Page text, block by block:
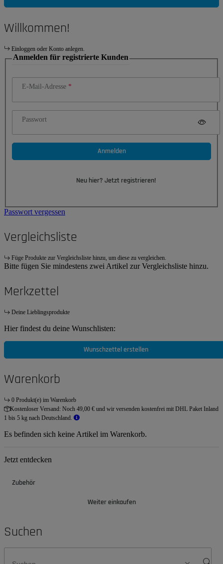
Willkommen!
Einloggen oder Konto anlegen.
Anmelden für registrierte Kunden
E-Mail-Adresse
Passwort
Anmelden
Neu hier? Jetzt registrieren!
Passwort vergessen
Vergleichsliste
Füge Produkte zur Vergleichsliste hinzu, um diese zu vergleichen.
Bitte fügen Sie mindestens zwei Artikel zur Vergleichsliste hinzu.
Merkzettel
Deine Lieblingsprodukte
Hier findest du deine Wunschlisten:
Wunschzettel erstellen
Warenkorb
0 Produkt(e) im Warenkorb
Kostenloser Versand: Noch 49,00 € und wir versenden kostenfrei mit DHL Paket Inland
1 bis 5 kg nach Deutschland.
Es befinden sich keine Artikel im Warenkorb.
Jetzt entdecken
Zubehör
Weiter einkaufen
Suchen